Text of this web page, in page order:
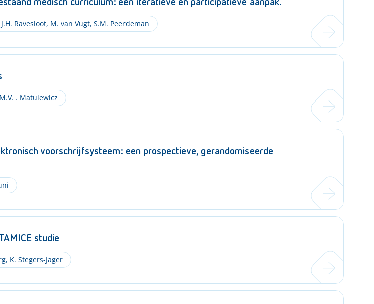
J.H. Ravesloot, M. van Vugt, S.M. Peerdeman
M.V. . Matulewicz
voorschrijfsysteem: een prospectieve, gerandomiseerde
studie
, K. Stegers-Jager